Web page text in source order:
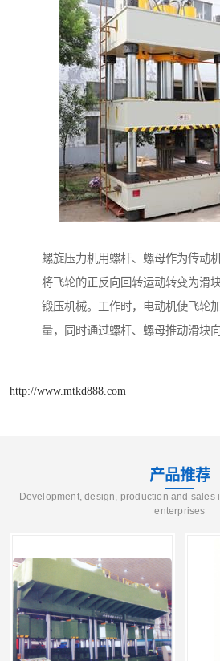
螺旋压力机用螺杆、螺母作为传动
将飞轮的正反向回转运动转变为滑
锻压机械。工作时，电动机使飞轮
量，同时通过螺杆、螺母推动滑块向
http://www.mtkd888.com
产品推荐
Development, design, production and sales
enterprises